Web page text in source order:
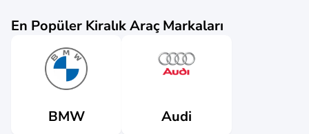
En Popüler Kiralık Araç Markaları
BMW Audi